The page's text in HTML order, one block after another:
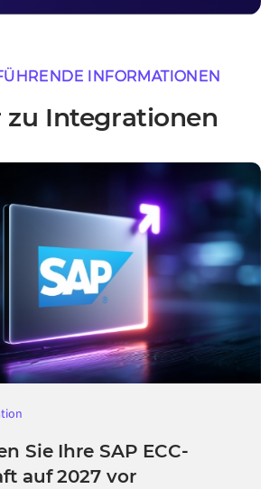
INFORMATIONEN
zu Integrationen
Sie Ihre SAP ECC-
auf 2027 vor